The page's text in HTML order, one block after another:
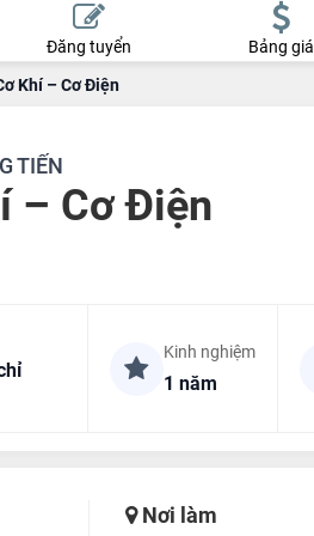
Đăng tuyển Bảng giá
Khí – Cơ Điện
TIẾN
– Cơ Điện
Kinh nghiệm
1 năm
Nơi làm